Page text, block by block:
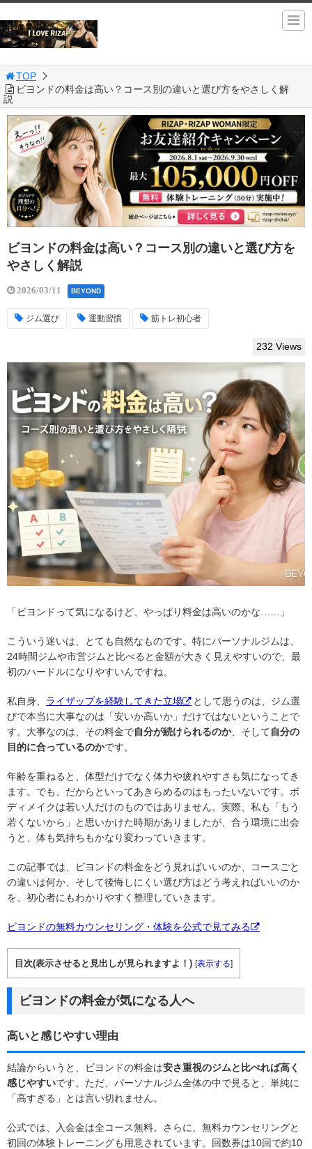
TOP
ビヨンドの料金は高い？コース別の違いと選び方をやさしく解
説
ビヨンドの料金は高い？コース別の違いと選び方を
やさしく解説
2026/03/11 BEYOND
ジム選び 運動習慣 筋トレ初心者
232 Views
「ビヨンドって気になるけど、やっぱり料金は高いのかな……」
こういう迷いは、とても自然なものです。特にパーソナルジムは、
24時間ジムや市営ジムと比べると金額が大きく見えやすいので、最
初のハードルになりやすいんですね。
私自身、 ライザップを経験してきた立場
として思うのは、ジム選
びで本当に大事なのは「安いか高いか」だけではないということで
す。大事なのは、その料金で自分が続けられるのか、そして自分の
目的に合っているのかです。
年齢を重ねると、体型だけでなく体力や疲れやすさも気になってき
ます。でも、だからといってあきらめるのはもったいないです。ボ
ディメイクは若い人だけのものではありません。実際、私も「もう
若くないから」と思いかけた時期がありましたが、合う環境に出会
うと、体も気持ちもかなり変わっていきます。
この記事では、ビヨンドの料金をどう見ればいいのか、コースごと
の違いは何か、そして後悔しにくい選び方はどう考えればいいのか
を、初心者にもわかりやすく整理していきます。
ビヨンドの無料カウンセリング・体験を公式で見てみる
目次(表示させると見出しが見られますよ！) [表示する]
ビヨンドの料金が気になる人へ
高いと感じやすい理由
結論からいうと、ビヨンドの料金は安さ重視のジムと比べれば高く
感じやすいです。ただ、パーソナルジム全体の中で見ると、単純に
「高すぎる」とは言い切れません。
公式では、入会金は全コース無料。さらに、無料カウンセリングと
初回の体験トレーニングも用意されています。回数券は10回で約10